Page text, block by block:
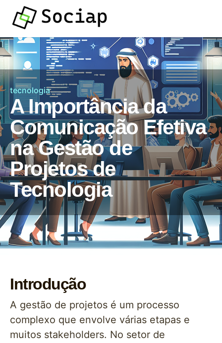
tecnologia
A Importância da
Comunicação Efetiva
na Gestão de
Projetos de
Tecnologia
Introdução
A gestão de projetos é um processo
complexo que envolve várias etapas e
muitos stakeholders. No setor de